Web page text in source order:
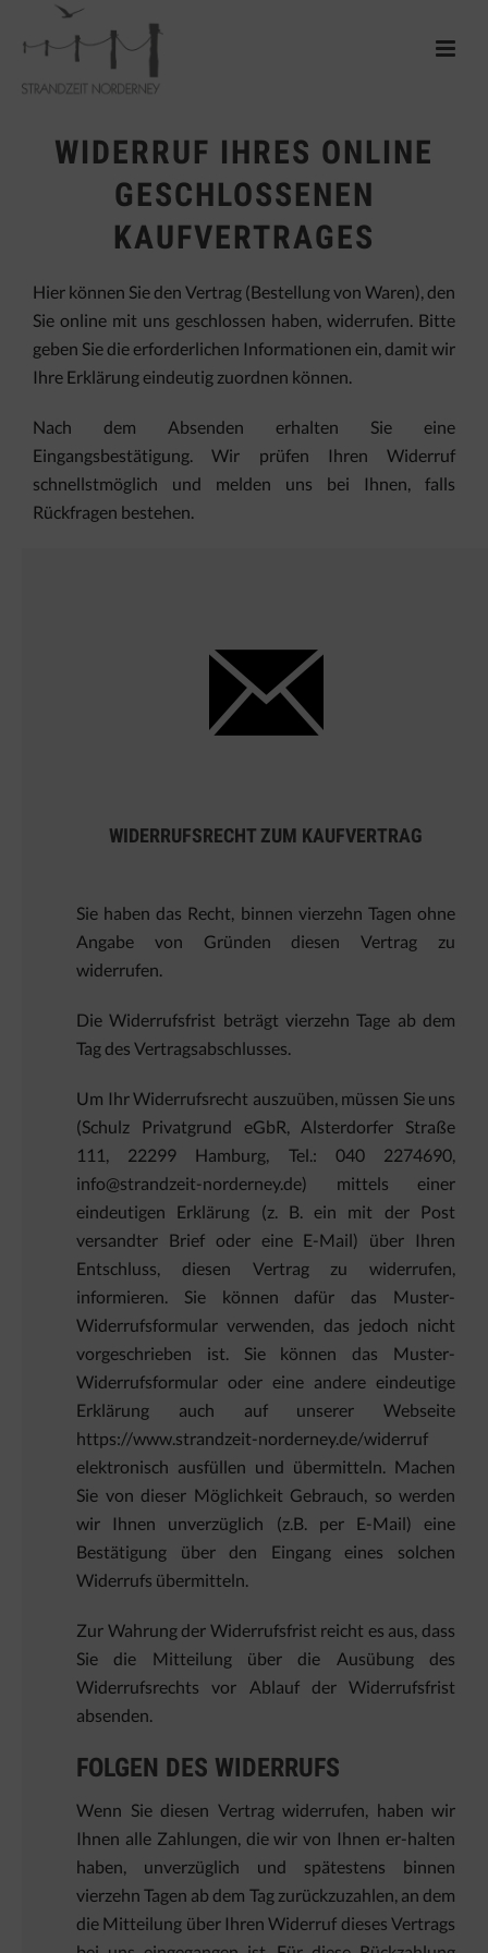
WIDERRUF IHRES ONLINE
GESCHLOSSENEN
KAUFVERTRAGES
Hier können Sie den Vertrag (Bestellung von Waren), den
Sie online mit uns geschlossen haben, widerrufen. Bitte
geben Sie die erforderlichen Informationen ein, damit wir
Ihre Erklärung eindeutig zuordnen können.
Nach dem Absenden erhalten Sie eine
Eingangsbestätigung. Wir prüfen Ihren Widerruf
schnellstmöglich und melden uns bei Ihnen, falls
Rückfragen bestehen.
WIDERRUFSRECHT ZUM KAUFVERTRAG
Sie haben das Recht, binnen vierzehn Tagen ohne
Angabe von Gründen diesen Vertrag zu
widerrufen.
Die Widerrufsfrist beträgt vierzehn Tage ab dem
Tag des Vertragsabschlusses.
Um Ihr Widerrufsrecht auszuüben, müssen Sie uns
(Schulz Privatgrund eGbR, Alsterdorfer Straße
111, 22299 Hamburg, Tel.: 040 2274690,
info@strandzeit-norderney.de) mittels einer
eindeutigen Erklärung (z. B. ein mit der Post
versandter Brief oder eine E-Mail) über Ihren
Entschluss, diesen Vertrag zu widerrufen,
informieren. Sie können dafür das Muster-
Widerrufsformular verwenden, das jedoch nicht
vorgeschrieben ist. Sie können das Muster-
Widerrufsformular oder eine andere eindeutige
Erklärung auch auf unserer Webseite
https://www.strandzeit-norderney.de/widerruf
elektronisch ausfüllen und übermitteln. Machen
Sie von dieser Möglichkeit Gebrauch, so werden
wir Ihnen unverzüglich (z.B. per E-Mail) eine
Bestätigung über den Eingang eines solchen
Widerrufs übermitteln.
Zur Wahrung der Widerrufsfrist reicht es aus, dass
Sie die Mitteilung über die Ausübung des
Widerrufsrechts vor Ablauf der Widerrufsfrist
absenden.
FOLGEN DES WIDERRUFS
Wenn Sie diesen Vertrag widerrufen, haben wir
Ihnen alle Zahlungen, die wir von Ihnen er-halten
haben, unverzüglich und spätestens binnen
vierzehn Tagen ab dem Tag zurückzuzahlen, an dem
die Mitteilung über Ihren Widerruf dieses Vertrags